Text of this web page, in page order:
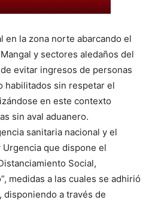
en la zona norte abarcando el
y sectores aledaños del
evitar ingresos de personas
habilitados sin respetar el
en este contexto
sin aval aduanero.
sanitaria nacional y el
que dispone el
Social,
medidas a las cuales se adhirió
disponiendo a través de